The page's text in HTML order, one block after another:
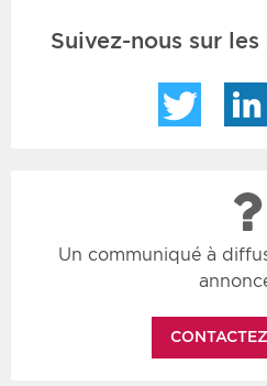
Suivez-nous sur
Un communiqué à